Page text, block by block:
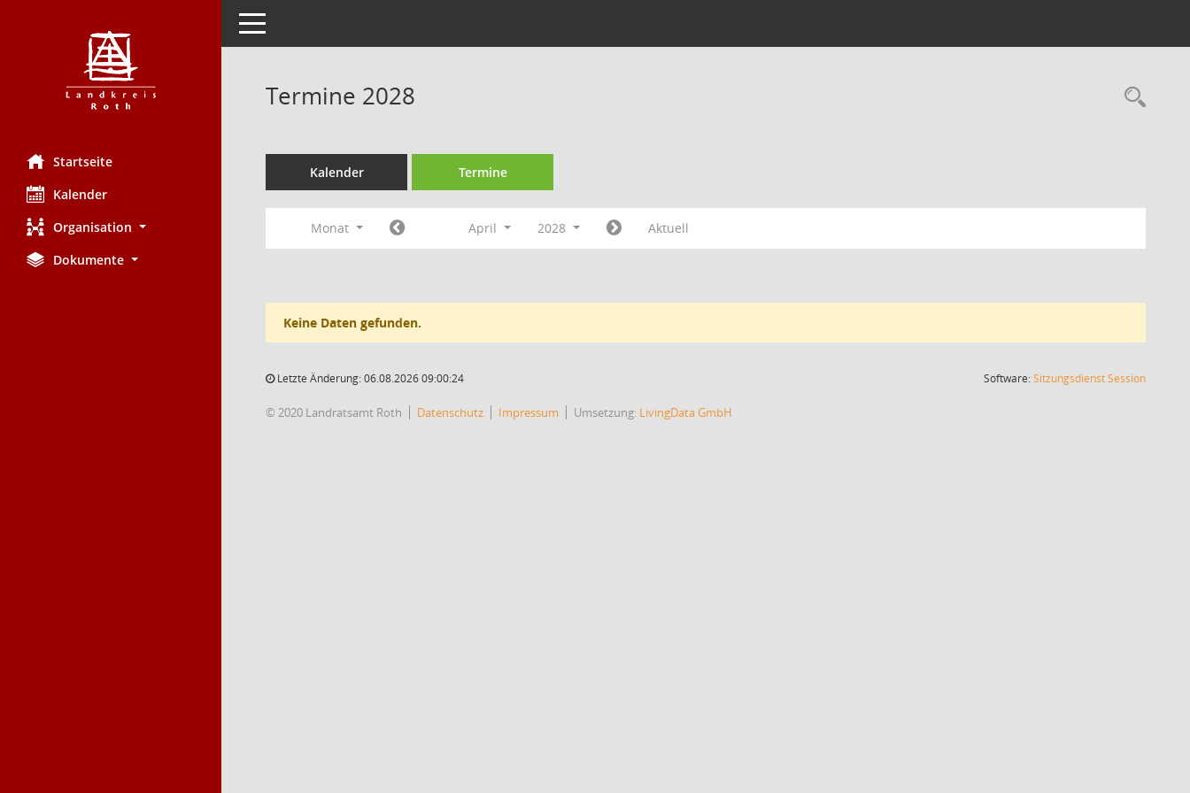
Startseite
Kalender
Organisation
Dokumente
Toggle navigation
Termine 2028
Kalender Termine
Monat April 2028 Aktuell
Keine Daten gefunden.
Letzte Änderung: 06.08.2026 09:00:24 Software:SitzungsdienstSession(Wird in
© 2020 Landratsamt Roth Datenschutz Impressum Umsetzung: LivingData GmbH